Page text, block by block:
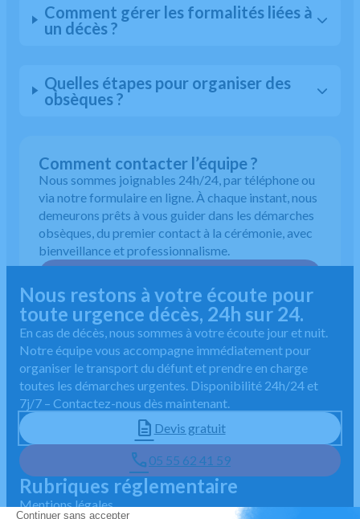
Comment gérer les formalités liées à
un décès ?
Quelles étapes pour organiser des
obsèques ?
Comment contacter l’équipe ?
Nous sommes joignables 24h/24, par téléphone ou
via notre formulaire en ligne. À chaque instant, nous
demeurons prêts à vous guider dans les démarches
obsèques, du premier contact à la cérémonie, avec
bienveillance et professionnalisme.
Nous restons à votre écoute pour
toute urgence décès, 24h sur 24.
En cas de décès, nous sommes à votre écoute jour et nuit.
Notre équipe vous accompagne immédiatement pour
organiser le transport du défunt et prendre en charge
toutes les démarches urgentes. Disponibilité 24h/24 et
7j/7 – Contactez-nous dès maintenant.
Devis gratuit
05 55 62 41 59
Rubriques réglementaire
Mentions légales